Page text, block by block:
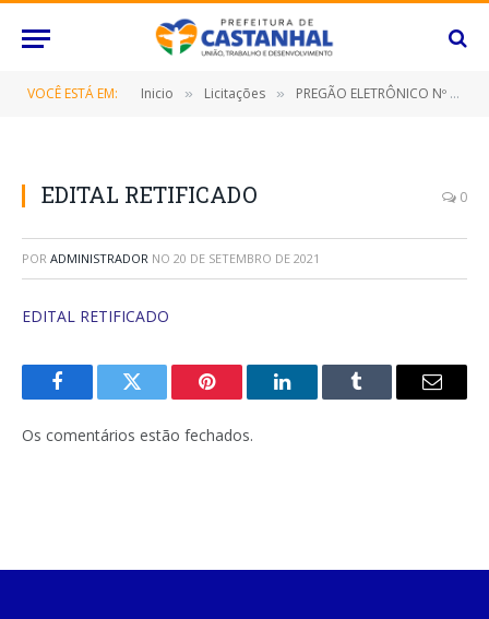
VOCÊ ESTÁ EM: Inicio » Licitações » PREGÃO ELETRÔNICO Nº 073/2021-SRP (CONTRATAÇÃO DE EMPRESA ESPECIALIZADA PARA AQUISIÇÃO DE PRODUTOS UTILIZADOS NOS SERVIÇOS DIAGNÓSTICO LABORATORIAL, DESTINADOS AO LABORATÓRIO MUNICIPAL DE CASTANHAL, HOSPITAL MUNICIPAL DE CASTANHAL E UNIDADE DE PRONTO ATENDIMENTO-UPA/PA)
EDITAL RETIFICADO 0
POR ADMINISTRADOR NO 20 DE SETEMBRO DE 2021
EDITAL RETIFICADO
FacebookTwitter Pinterest O
Tumblr
E-
Os comentários estão fechados.